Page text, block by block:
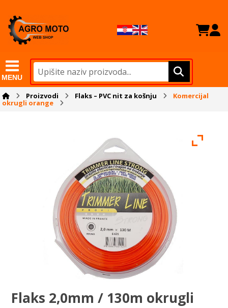
MENU
Proizvodi Flaks – PVC nit za košnju Komercijal
okrugli orange
Flaks 2,0mm / 130m okrugli